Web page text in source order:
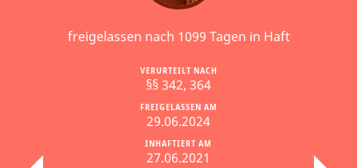
freigelassen nach 1099 Tagen in Haft
INHAFTIERT AM
27.06.2021
FREIGELASSEN AM
29.06.2024
VERURTEILT NACH
§§ 342, 364